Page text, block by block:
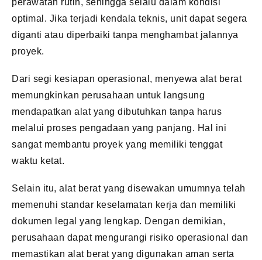
optimal. Jika terjadi kendala teknis, unit dapat segera
diganti atau diperbaiki tanpa menghambat jalannya
proyek.
Dari segi kesiapan operasional, menyewa alat berat
memungkinkan perusahaan untuk langsung
mendapatkan alat yang dibutuhkan tanpa harus
melalui proses pengadaan yang panjang. Hal ini
sangat membantu proyek yang memiliki tenggat
waktu ketat.
Selain itu, alat berat yang disewakan umumnya telah
memenuhi standar keselamatan kerja dan memiliki
dokumen legal yang lengkap. Dengan demikian,
perusahaan dapat mengurangi risiko operasional dan
memastikan alat berat yang digunakan aman serta